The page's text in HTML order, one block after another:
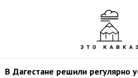
В Дагестане решили регулярно